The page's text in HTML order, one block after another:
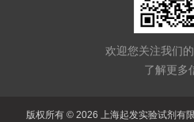
欢迎您关注我们
了解更多
版权所有 © 2026 上海起发实验试剂有